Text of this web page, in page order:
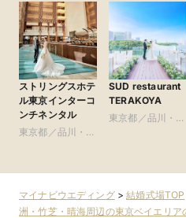
ストリングスホテ
ル東京インターコ
ンチネンタル
東京都／品川・目
SUD restaurant
TERAKOYA
東京都／品川・目
マイナビウエディング>結婚式場TOP
洲・竹芝・晴海周辺の東京ベイエリア